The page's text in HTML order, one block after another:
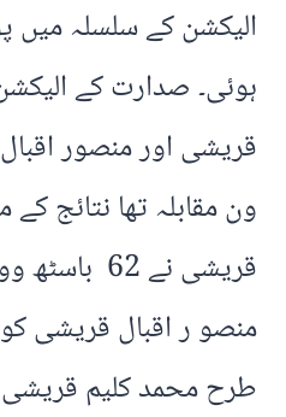
الیکشن کے سلسلہ میں
ہوئی۔ صدارت کے
قریشی اور منصور
ون مقابلہ تھا نتائج
قریشی نے
طرح محمد کلیم